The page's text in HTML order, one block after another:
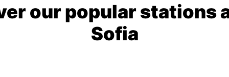
our popular stations
Sofia